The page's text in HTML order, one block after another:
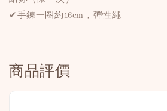
✔手鍊一圈約16cm，彈性繩
商品評價